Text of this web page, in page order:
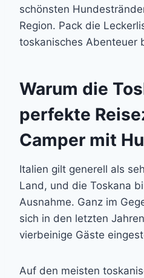
schönsten
Region. Pack die
toskanisches Abenteuer
Warum die
perfekte
Camper mit
Italien gilt generell als
Land, und die Toskana
Ausnahme. Ganz im
sich in den letzten
vierbeinige Gäste
Auf den meisten